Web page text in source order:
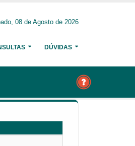
08 de Agosto de 2026
DÚVIDAS